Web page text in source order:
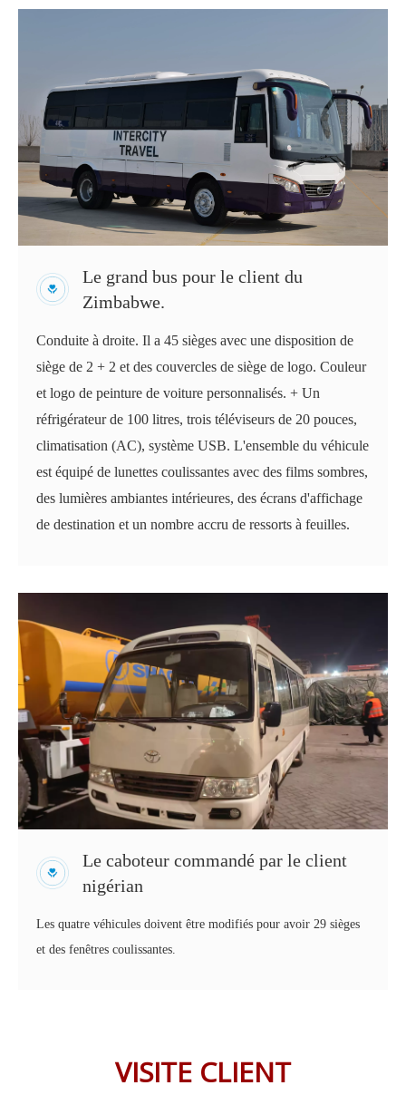
Le grand bus pour le client du
Zimbabwe.
Conduite à droite. Il a 45 sièges avec une disposition de
siège de 2 + 2 et des couvercles de siège de logo. Couleur
et logo de peinture de voiture personnalisés. + Un
réfrigérateur de 100 litres, trois téléviseurs de 20 pouces,
climatisation (AC), système USB. L'ensemble du véhicule
est équipé de lunettes coulissantes avec des films sombres,
des lumières ambiantes intérieures, des écrans d'affichage
de destination et un nombre accru de ressorts à feuilles.
Le caboteur commandé par le client
nigérian
Les quatre véhicules doivent être modifiés pour avoir 29 sièges
et des fenêtres coulissantes.
VISITE CLIENT